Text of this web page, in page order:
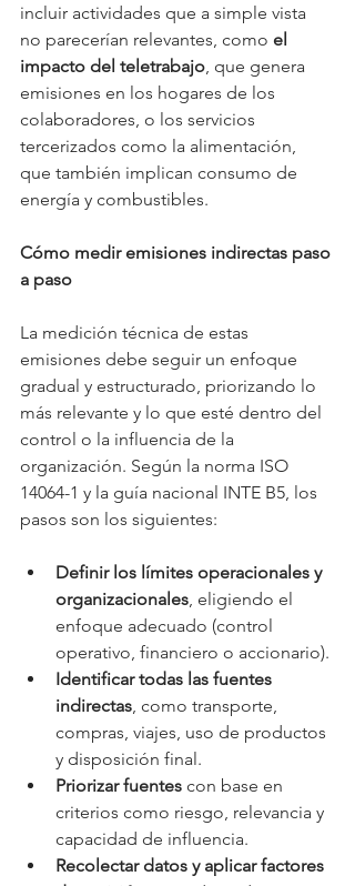
incluir actividades que a simple vista
no parecerían relevantes, como el
impacto del teletrabajo , que genera
emisiones en los hogares de los
colaboradores, o los servicios
tercerizados como la alimentación,
que también implican consumo de
energía y combustibles.
Cómo medir emisiones indirectas paso
a paso
La medición técnica de estas
emisiones debe seguir un enfoque
gradual y estructurado, priorizando lo
más relevante y lo que esté dentro del
control o la influencia de la
organización. Según la norma ISO
14064-1 y la guía nacional INTE B5, los
pasos son los siguientes:
Definir los límites operacionales y
organizacionales , eligiendo el
enfoque adecuado (control
operativo, financiero o accionario).
Identificar todas las fuentes
indirectas , como transporte,
compras, viajes, uso de productos
y disposición final.
Priorizar fuentes con base en
criterios como riesgo, relevancia y
capacidad de influencia.
Recolectar datos y aplicar factores